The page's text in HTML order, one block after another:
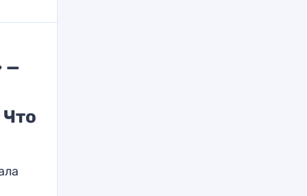
—